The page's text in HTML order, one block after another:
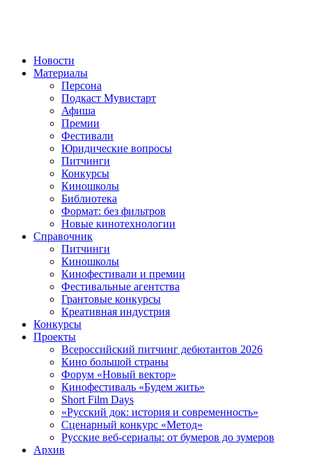
Новости
Материалы
Персона
Подкаст Мувистарт
Афиша
Премии
Фестивали
Юридические вопросы
Питчинги
Конкурсы
Киношколы
Библиотека
Формат: без фильтров
Новые кинотехнологии
Справочник
Питчинги
Киношколы
Кинофестивали и премии
Фестивальные агентства
Грантовые конкурсы
Креативная индустрия
Конкурсы
Проекты
Всероссийский питчинг дебютантов 2026
Кино большой страны
Форум «Новый вектор»
Кинофестиваль «Будем жить»
Short Film Days
«Русский док: история и современность»
Сценарный конкурс «Метод»
Русские веб-сериалы: от бумеров до зумеров
Архив